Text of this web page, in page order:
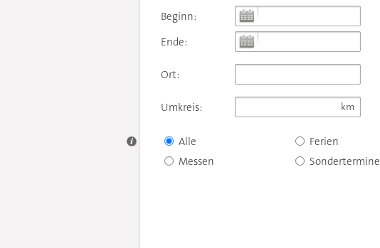
Beginn:
Ende:
Ort:
Umkreis:
Alle
Messen
Ferien
Sondertermine